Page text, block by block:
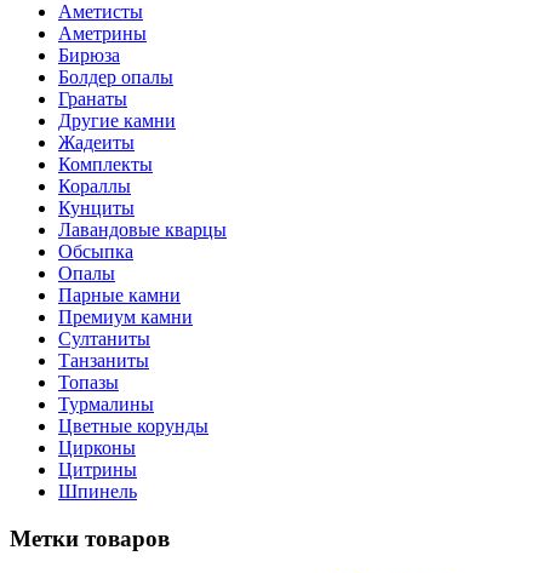
Аметисты
Аметрины
Бирюза
Болдер опалы
Гранаты
Другие камни
Жадеиты
Комплекты
Кораллы
Кунциты
Лавандовые кварцы
Обсыпка
Опалы
Парные камни
Премиум камни
Султаниты
Танзаниты
Топазы
Турмалины
Цветные корунды
Цирконы
Цитрины
Шпинель
Метки товаров